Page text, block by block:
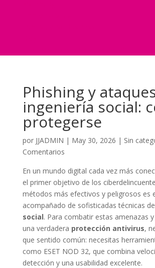
Phishing y
ingeniería social:
protegerse
por JJADMIN | May 30, 2026 | Sin
Comentarios
En un mundo digital cada vez más
el primer objetivo de los
métodos más efectivos y peligrosos es
acompañado de sofisticadas técnicas de
social. Para combatir estas amenazas
una verdadera protección antivirus,
que sentido común: necesitas
como ESET NOD 32, que combina
detección y una usabilidad excelente.